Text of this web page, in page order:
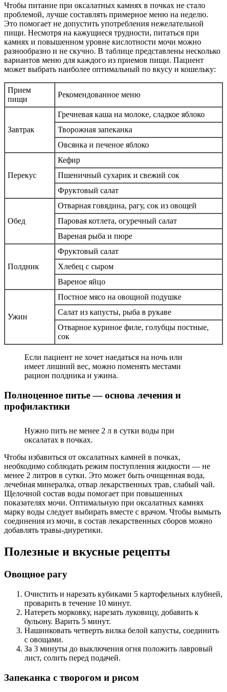
Чтобы питание при оксалатных камнях в почках не стало
проблемой, лучше составлять примерное меню на неделю.
Это помогает не допустить употребления нежелательной
пищи. Несмотря на кажущиеся трудности, питаться при
камнях и повышенном уровне кислотности мочи можно
разнообразно и не скучно. В таблице представлены несколько
вариантов меню для каждого из приемов пищи. Пациент
может выбрать наиболее оптимальный по вкусу и кошельку:
Прием
пищи
Рекомендованное меню
Завтрак
Гречневая каша на молоке, сладкое яблоко
Творожная запеканка
Овсянка и печеное яблоко
Перекус
Кефир
Пшеничный сухарик и свежий сок
Фруктовый салат
Обед
Отварная говядина, рагу, сок из овощей
Паровая котлета, огуречный салат
Вареная рыба и пюре
Полдник
Фруктовый салат
Хлебец с сыром
Вареное яйцо
Ужин
Постное мясо на овощной подушке
Салат из капусты, рыба в рукаве
Отварное куриное филе, голубцы постные,
сок
Если пациент не хочет наедаться на ночь или
имеет лишний вес, можно поменять местами
рацион полдника и ужина.
Полноценное питье — основа лечения и
профилактики
Нужно пить не менее 2 л в сутки воды при
оксалатах в почках.
Чтобы избавиться от оксалатных камней в почках,
необходимо соблюдать режим поступления жидкости — не
менее 2 литров в сутки. Это может быть очищенная вода,
лечебная минералка, отвар лекарственных трав, слабый чай.
Щелочной состав воды помогает при повышенных
показателях мочи. Оптимальную при оксалатных камнях
марку воды следует выбирать вместе с врачом. Чтобы вымыть
соединения из мочи, в состав лекарственных сборов можно
добавлять травы-диуретики.
Полезные и вкусные рецепты
Овощное рагу
Очистить и нарезать кубиками 5 картофельных клубней,
проварить в течение 10 минут.
Натереть морковку, нарезать луковицу, добавить к
бульону. Варить 5 минут.
Нашинковать четверть вилка белой капусты, соединить
с овощами.
За 3 минуты до выключения огня положить лавровый
лист, солить перед подачей.
Запеканка с творогом и рисом